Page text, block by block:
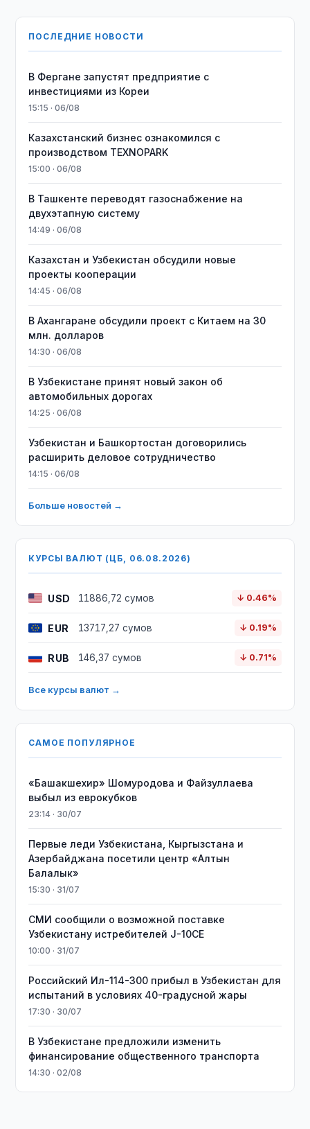
ПОСЛЕДНИЕ НОВОСТИ
В Фергане запустят предприятие с
инвестициями из Кореи
15:15 · 06/08
Казахстанский бизнес ознакомился с
производством TEXNOPARK
15:00 · 06/08
В Ташкенте переводят газоснабжение на
двухэтапную систему
14:49 · 06/08
Казахстан и Узбекистан обсудили новые
проекты кооперации
14:45 · 06/08
В Ахангаране обсудили проект с Китаем на 30
млн. долларов
14:30 · 06/08
В Узбекистане принят новый закон об
автомобильных дорогах
14:25 · 06/08
Узбекистан и Башкортостан договорились
расширить деловое сотрудничество
14:15 · 06/08
Больше новостей →
КУРСЫ ВАЛЮТ (ЦБ, 06.08.2026)
USD 11886,72 сумов ↓ 0.46%
EUR 13717,27 сумов ↓ 0.19%
RUB 146,37 сумов ↓ 0.71%
Все курсы валют →
САМОЕ ПОПУЛЯРНОЕ
«Башакшехир» Шомуродова и Файзуллаева
выбыл из еврокубков
23:14 · 30/07
Первые леди Узбекистана, Кыргызстана и
Азербайджана посетили центр «Алтын
Балалык»
15:30 · 31/07
СМИ сообщили о возможной поставке
Узбекистану истребителей J-10CE
10:00 · 31/07
Российский Ил-114-300 прибыл в Узбекистан для
испытаний в условиях 40-градусной жары
17:30 · 30/07
В Узбекистане предложили изменить
финансирование общественного транспорта
14:30 · 02/08